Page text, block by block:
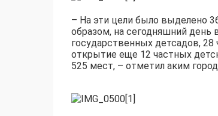
– На эти цели было выделено
образом, на сегодняшн­ий день
госуда­рственных детсадов,
открытие еще 12 частных
525 мест, – отметил аким